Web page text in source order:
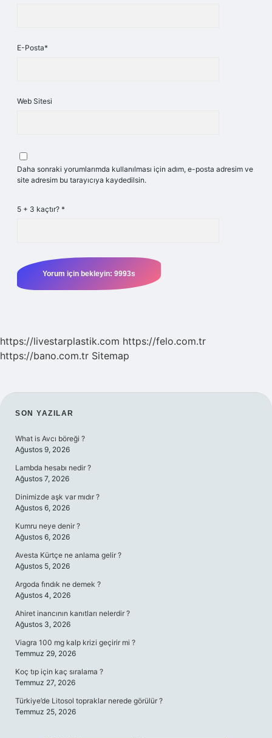
E-Posta*
Web Sitesi
Daha sonraki yorumlarımda kullanılması için adım, e-posta adresim ve
site adresim bu tarayıcıya kaydedilsin.
5 + 3 kaçtır? *
https://livestarplastik.com https://felo.com.tr
https://bano.com.tr Sitemap
SIDEBAR
SON YAZILAR
What is Avcı böreği ?
Ağustos 9, 2026
Lambda hesabı nedir ?
Ağustos 7, 2026
Dinimizde aşk var mıdır ?
Ağustos 6, 2026
Kumru neye denir ?
Ağustos 6, 2026
Avesta Kürtçe ne anlama gelir ?
Ağustos 5, 2026
Argoda fındık ne demek ?
Ağustos 4, 2026
Ahiret inancının kanıtları nelerdir ?
Ağustos 3, 2026
Viagra 100 mg kalp krizi geçirir mi ?
Temmuz 29, 2026
Koç tıp için kaç sıralama ?
Temmuz 27, 2026
Türkiye’de Litosol topraklar nerede görülür ?
Temmuz 25, 2026